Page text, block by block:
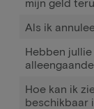
Als ik
Hebben
Hoe kan ik
beschikbaar